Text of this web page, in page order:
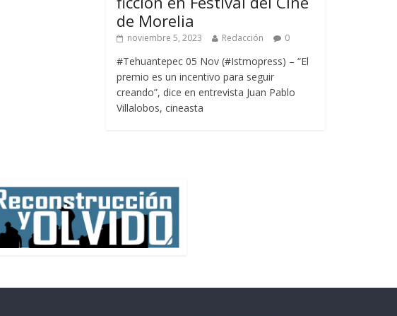
de Morelia
noviembre 5, 2023 Redacción 0
#Tehuantepec 05 Nov (#Istmopress) – “El
premio es un incentivo para seguir
creando”, dice en entrevista Juan Pablo
Villalobos, cineasta